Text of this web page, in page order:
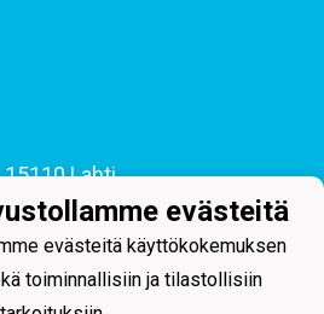
Lahti
pe klo 9-15
evästeitä
evästeitä käyttökokemuksen
toiminnallisiin ja tilastollisiin